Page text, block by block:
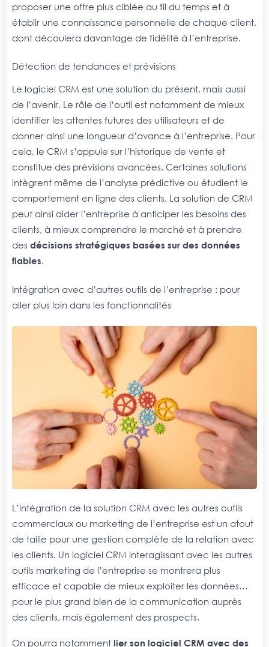
proposer une offre plus ciblée au fil du temps et à
établir une connaissance personnelle de chaque client,
dont découlera davantage de fidélité à l’entreprise.
Détection de tendances et prévisions
Le logiciel CRM est une solution du présent, mais aussi
de l’avenir. Le rôle de l’outil est notamment de mieux
identifier les attentes futures des utilisateurs et de
donner ainsi une longueur d’avance à l’entreprise. Pour
cela, le CRM s’appuie sur l’historique de vente et
constitue des prévisions avancées. Certaines solutions
intègrent même de l’analyse prédictive ou étudient le
comportement en ligne des clients. La solution de CRM
peut ainsi aider l’entreprise à anticiper les besoins des
clients, à mieux comprendre le marché et à prendre
des décisions stratégiques basées sur des données
fiables.
Intégration avec d’autres outils de l’entreprise : pour
aller plus loin dans les fonctionnalités
L’intégration de la solution CRM avec les autres outils
commerciaux ou marketing de l’entreprise est un atout
de taille pour une gestion complète de la relation avec
les clients. Un logiciel CRM interagissant avec les autres
outils marketing de l’entreprise se montrera plus
efficace et capable de mieux exploiter les données…
pour le plus grand bien de la communication auprès
des clients, mais également des prospects.
On pourra notamment lier son logiciel CRM avec des